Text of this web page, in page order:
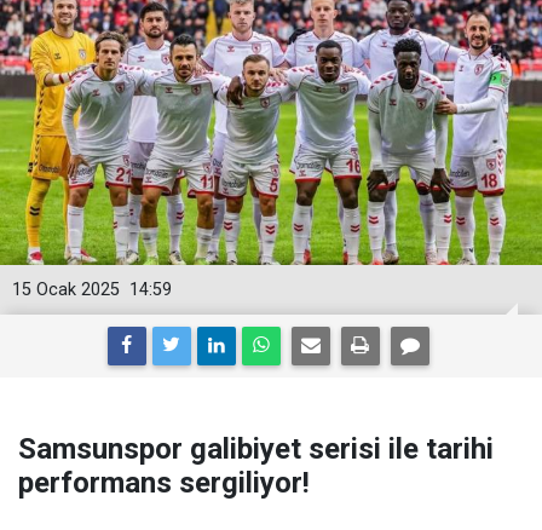
14:59
15 Ocak 2025
Samsunspor galibiyet serisi ile tarihi
performans sergiliyor!